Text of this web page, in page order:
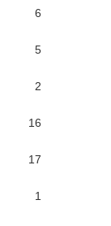
6
5
2
16
17
1